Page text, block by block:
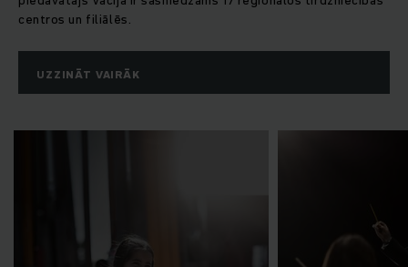
centros un filiālēs.
UZZINĀT VAIRĀK